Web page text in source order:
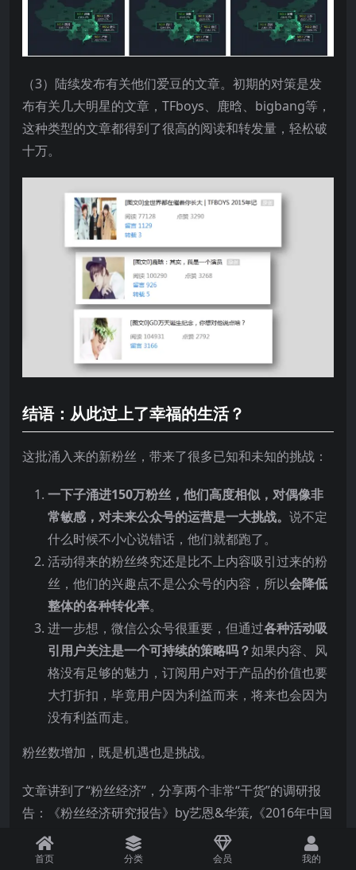
（3）陆续发布有关他们爱豆的文章。初期的对策是发
布有关几大明星的文章，TFboys、鹿晗、bigbang等，
这种类型的文章都得到了很高的阅读和转发量，轻松破
十万。
结语：从此过上了幸福的生活？
这批涌入来的新粉丝，带来了很多已知和未知的挑战：
一下子涌进150万粉丝，他们高度相似，对偶像非
常敏感，对未来公众号的运营是一大挑战。 说不定
什么时候不小心说错话，他们就都跑了。
活动得来的粉丝终究还是比不上内容吸引过来的粉
丝，他们的兴趣点不是公众号的内容，所以会降低
整体的各种转化率。
进一步想，微信公众号很重要，但通过各种活动吸
引用户关注是一个可持续的策略吗？如果内容、风
格没有足够的魅力，订阅用户对于产品的价值也要
大打折扣，毕竟用户因为利益而来，将来也会因为
没有利益而走。
粉丝数增加，既是机遇也是挑战。
文章讲到了“粉丝经济”，分享两个非常“干货”的调研报
告：《粉丝经济研究报告》by艺恩&华策,《2016年中国
粉丝追星及生活方式白皮书》by艾瑞。
首页 分类 会员 我的